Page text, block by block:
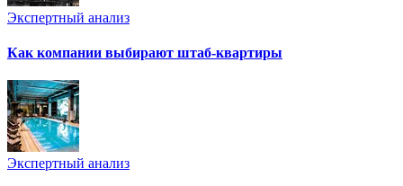
Экспертный анализ
Как компании выбирают штаб-квартиры
Экспертный анализ